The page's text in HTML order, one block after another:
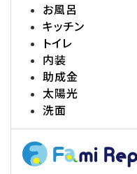
お風呂
キッチン
トイレ
内装
助成金
太陽光
洗面